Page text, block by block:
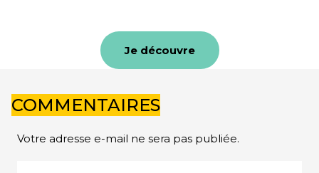
Je découvre
COMMENTAIRES
Votre adresse e-mail ne sera pas publiée.